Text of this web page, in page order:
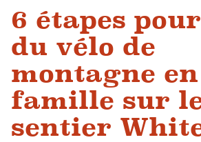
6 étapes
du vélo de
montagne en
famille sur
sentier